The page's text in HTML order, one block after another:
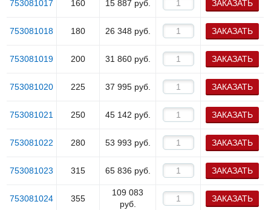
753081017 160 15 887 руб. ЗАКАЗАТЬ
753081018 180 26 348 руб. ЗАКАЗАТЬ
753081019 200 31 860руб. ЗАКАЗАТЬ
753081020 225 37 995руб. ЗАКАЗАТЬ
753081021 250 45 142 руб. ЗАКАЗАТЬ
753081022 280 53 993 руб. ЗАКАЗАТЬ
753081023 315 65 836 руб. ЗАКАЗАТЬ
753081024 355
109 083
руб.
ЗАКАЗАТЬ